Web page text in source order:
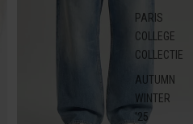
PARIS
COLLEGE
COLLECTIE
AUTUMN
WINTER
'25